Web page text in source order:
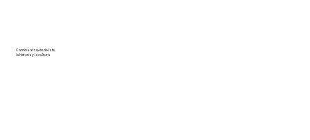
Camina a través de la fe,
la historia y la cultura